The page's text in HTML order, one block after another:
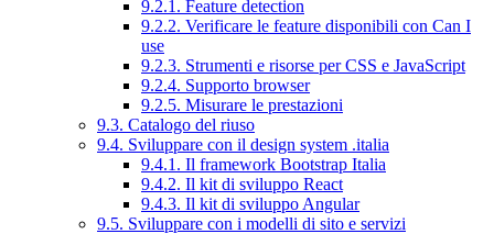
9.2.1. Feature detection
9.2.2. Verificare le feature disponibili con Can I
use
9.2.3. Strumenti e risorse per CSS e JavaScript
9.2.4. Supporto browser
9.2.5. Misurare le prestazioni
9.3. Catalogo del riuso
9.4. Sviluppare con il design system .italia
9.4.1. Il framework Bootstrap Italia
9.4.2. Il kit di sviluppo React
9.4.3. Il kit di sviluppo Angular
9.5. Sviluppare con i modelli di sito e servizi